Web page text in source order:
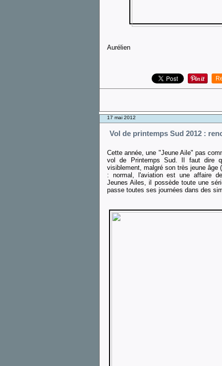
Aurélien
17 mai 2012
Vol de printemps Sud 2012 :
Cette année, une "Jeune Aile" pas
vol de Printemps Sud. Il faut dire
visiblement, malgré son très jeune âge
: normal, l'aviation est une affaire
Jeunes Ailes, il possède toute une
passe toutes ses journées dans des